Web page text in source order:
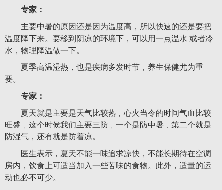
专家：
主要中暑的原因还是因为温度高，所以快速的还是要把
温度降下来。要移到阴凉的环境下，可以用一点温水 或者冷
水，物理降温做一下。
夏季高温湿热，也是疾病多发时节，养生保健尤为重
要。
专家：
夏天就是主要是天气比较热，心火当令的时间气血比较
旺盛，这个时候我们主要三防，一个是防中暑，第二个就是
防湿气，还有就是防着凉。
医生表示，夏天不能一味追求凉快，不能长期待在空调
房内，饮食上可适当加入一些苦味的食物。此外，适量的运
动也必不可少。